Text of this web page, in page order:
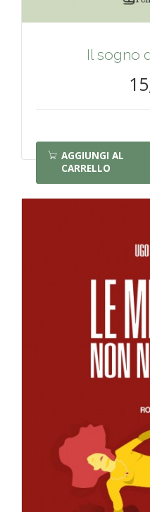
Il sogno
AGGIUNGI AL
CARRELLO